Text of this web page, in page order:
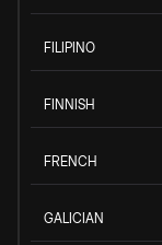
FILIPINO
FINNISH
FRENCH
GALICIAN